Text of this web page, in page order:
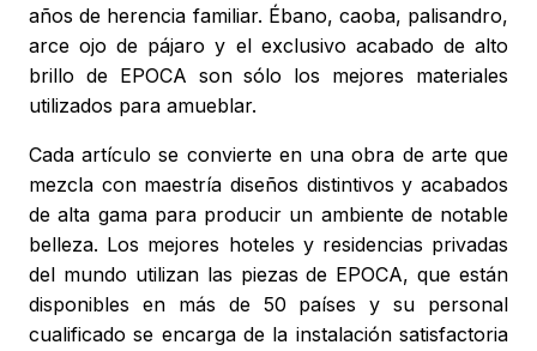
años de herencia familiar. Ébano, caoba, palisandro,
arce ojo de pájaro y el exclusivo acabado de alto
brillo de EPOCA son sólo los mejores materiales
utilizados para amueblar.
Cada artículo se convierte en una obra de arte que
mezcla con maestría diseños distintivos y acabados
de alta gama para producir un ambiente de notable
belleza. Los mejores hoteles y residencias privadas
del mundo utilizan las piezas de EPOCA, que están
disponibles en más de 50 países y su personal
cualificado se encarga de la instalación satisfactoria